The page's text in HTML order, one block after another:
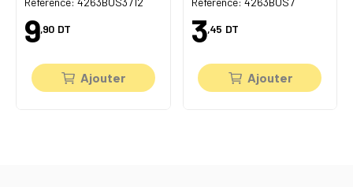
9,90 DT
Ajouter
3,45 DT
Ajouter